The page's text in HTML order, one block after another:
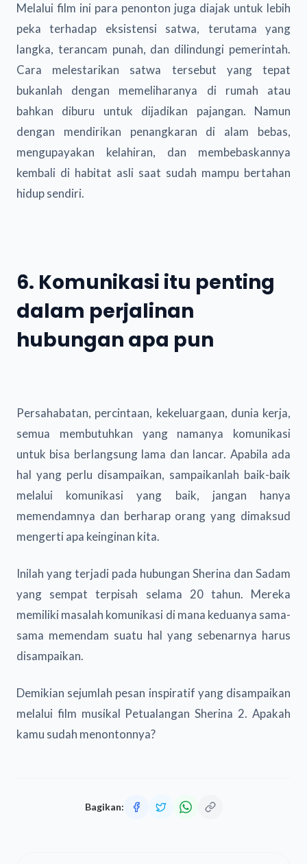
Melalui film ini para penonton juga diajak untuk lebih
peka terhadap eksistensi satwa, terutama yang
langka, terancam punah, dan dilindungi pemerintah.
Cara melestarikan satwa tersebut yang tepat
bukanlah dengan memeliharanya di rumah atau
bahkan diburu untuk dijadikan pajangan. Namun
dengan mendirikan penangkaran di alam bebas,
mengupayakan kelahiran, dan membebaskannya
kembali di habitat asli saat sudah mampu bertahan
hidup sendiri.
6. Komunikasi itu penting
dalam perjalinan
hubungan apa pun
Persahabatan, percintaan, kekeluargaan, dunia kerja,
semua membutuhkan yang namanya komunikasi
untuk bisa berlangsung lama dan lancar. Apabila ada
hal yang perlu disampaikan, sampaikanlah baik-baik
melalui komunikasi yang baik, jangan hanya
memendamnya dan berharap orang yang dimaksud
mengerti apa keinginan kita.
Inilah yang terjadi pada hubungan Sherina dan Sadam
yang sempat terpisah selama 20 tahun. Mereka
memiliki masalah komunikasi di mana keduanya sama-
sama memendam suatu hal yang sebenarnya harus
disampaikan.
Demikian sejumlah pesan inspiratif yang disampaikan
melalui film musikal Petualangan Sherina 2. Apakah
kamu sudah menontonnya?
Bagikan: